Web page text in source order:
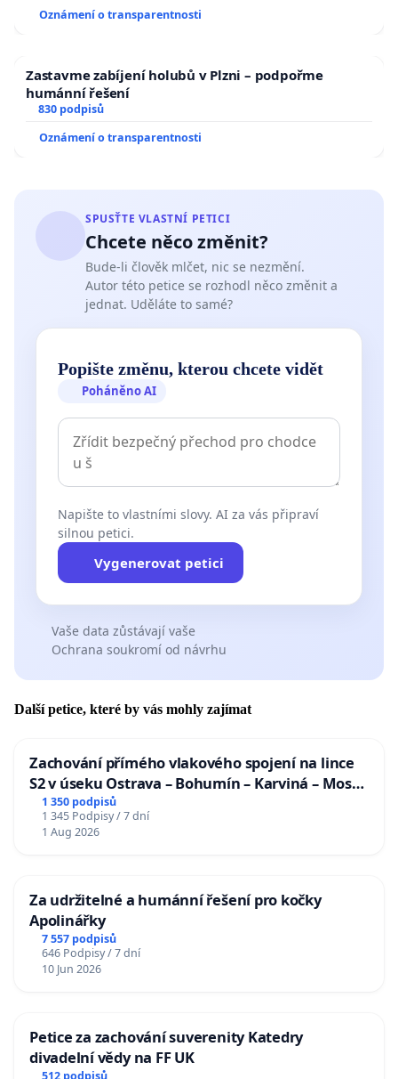
Oznámení o transparentnosti
Zastavme zabíjení holubů v Plzni – podpořme
humánní řešení
830 podpisů
Oznámení o transparentnosti
SPUSŤTE VLASTNÍ PETICI
Chcete něco změnit?
Bude-li člověk mlčet, nic se nezmění.
Autor této petice se rozhodl něco změnit a
jednat. Uděláte to samé?
Popište změnu, kterou chcete vidět
Poháněno AI
Napište to vlastními slovy. AI za vás připraví
silnou petici.
Vygenerovat petici
Vaše data zůstávají vaše
Ochrana soukromí od návrhu
Další petice, které by vás mohly zajímat
Zachování přímého vlakového spojení na lince
S2 v úseku Ostrava – Bohumín – Karviná – Mosty
u Jablunkova
1 350 podpisů
1 345 Podpisy / 7 dní
1 Aug 2026
Za udržitelné a humánní řešení pro kočky
Apolinářky
7 557 podpisů
646 Podpisy / 7 dní
10 Jun 2026
Petice za zachování suverenity Katedry
divadelní vědy na FF UK
512 podpisů